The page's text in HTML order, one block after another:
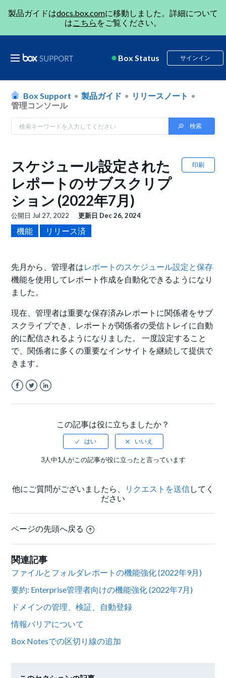
製品ガイドはdocs.box.comに移動しました。詳細について
はこちら をご覧ください。
Box Status サインイン
Box Support 製品ガイド
リリースノート
管理コンソール
印刷
スケジュール設定された
レポートのサブスクリプ
ション (2022年7月)
公開日 Jul 27, 2022 更新日 Dec 26, 2024
機能 リリース済
先月から、管理者はレポートのスケジュール設定と保存
機能を使用してレポート作成を自動化できるようになり
ました。
現在、管理者は重要な保存済みレポートに関係者をサブ
スクライブでき、レポートが関係者の受信トレイに自動
的に配信されるようになりました。 一度設定すること
で、関係者に多くの重要なインサイトを継続して提供で
きます。
この記事は役に立ちましたか？
3人中1人がこの記事が役に立ったと言っています
他にご質問がございましたら、 リクエストを送信してく
ださい
ページの先頭へ戻る
関連記事
ファイルとフォルダレポートの機能強化 (2022年9月)
要約: Enterprise管理者向けの機能強化 (2022年7月)
ドメインの管理、検証、自動登録
情報バリアについて
Box Notesでの区切り線の追加